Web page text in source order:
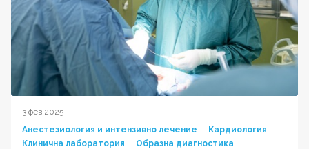
3 фев 2025
Анестезиология и интензивно лечение
Кардиология
Клинична лаборатория
Образна диагностика